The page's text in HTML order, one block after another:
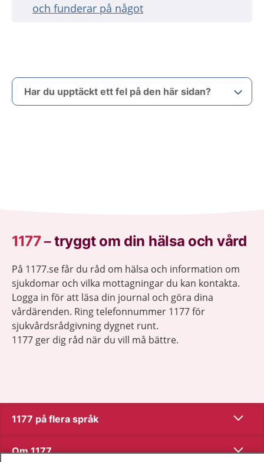
och funderar på något
Har du upptäckt ett fel på den här sidan?
1177–tryggt om din hälsa och vård
På 1177.se får du råd om hälsa och information om
sjukdomar och vilka mottagningar du kan kontakta.
Logga in för att läsa din journal och göra dina
vårdärenden. Ring telefonnummer 1177 för
sjukvårdsrådgivning dygnet runt.
1177 ger dig råd när du vill må bättre.
1177 på flera språk Visa
Om 1177 Visa